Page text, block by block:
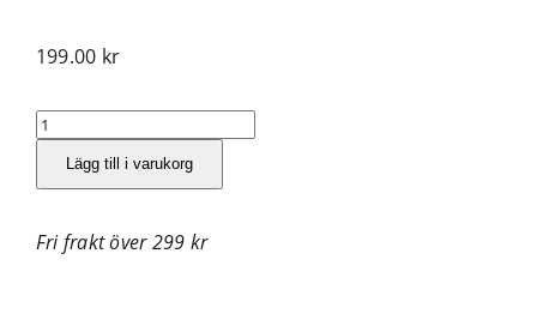
199.00 kr
Gaslightad
-
sa
var
Lägg till i varukorg
Fri frakt över 299 kr